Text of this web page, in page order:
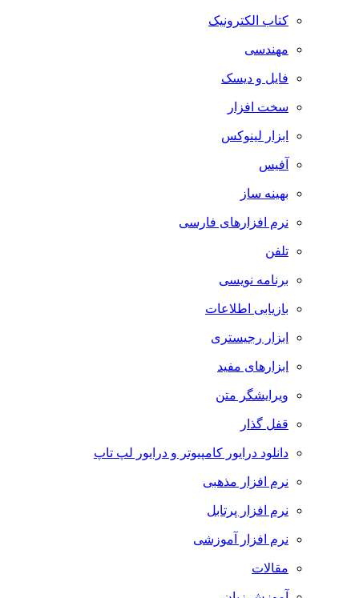
کتاب الکترونیک
مهندسی
فایل و دیسک
سخت افزار
ابزار لینوکس
آفیس
بهینه ساز
نرم افزارهای فارسی
تلفن
برنامه نویسی
بازیابی اطلاعات
ابزار رجیستری
ابزارهای مفید
ویرایشگر متن
قفل گذار
دانلود درایور کامپیوتر و درایور لپ تاپ
نرم افزار مذهبی
نرم افزار پرتابل
نرم افزار آموزشی
مقالات